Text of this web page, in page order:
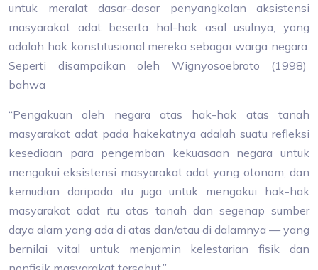
untuk meralat dasar-dasar penyangkalan aksistensi
masyarakat adat beserta hal-hak asal usulnya, yang
adalah hak konstitusional mereka sebagai warga negara.
Seperti disampaikan oleh Wignyosoebroto (1998)
bahwa
“Pengakuan oleh negara atas hak-hak atas tanah
masyarakat adat pada hakekatnya adalah suatu refleksi
kesediaan para pengemban kekuasaan negara untuk
mengakui eksistensi masyarakat adat yang otonom, dan
kemudian daripada itu juga untuk mengakui hak-hak
masyarakat adat itu atas tanah dan segenap sumber
daya alam yang ada di atas dan/atau di dalamnya — yang
bernilai vital untuk menjamin kelestarian fisik dan